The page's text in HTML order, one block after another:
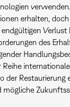
erhalten,
Verlust
des
Reihe
der Restaurierung